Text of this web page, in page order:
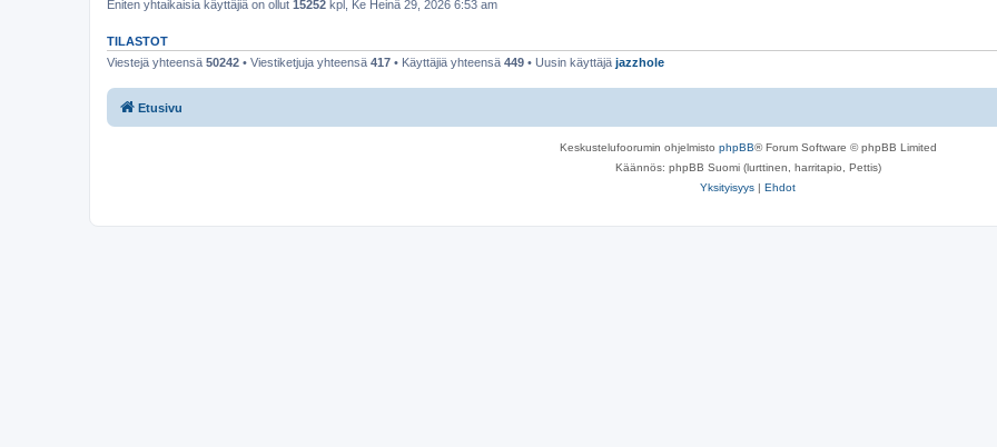
Eniten yhtaikaisia käyttäjiä on ollut 15252 kpl, Ke Heinä 29, 2026 6:53 am
TILASTOT
Viestejä yhteensä 50242 • Viestiketjuja yhteensä 417 • Käyttäjiä yhteensä 449 • Uusin käyttäjä jazzhole
Etusivu
Keskustelufoorumin ohjelmisto phpBB® Forum Software © phpBB Limited
Käännös: phpBB Suomi (lurttinen, harritapio, Pettis)
Yksityisyys | Ehdot